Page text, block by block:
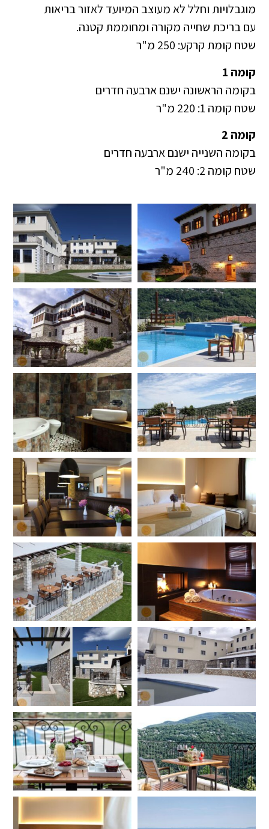
מוגבלויות וחלל לא מעוצב המיועד לאזור בריאות
עם בריכת שחייה מקורה ומחוממת קטנה.
שטח קומת קרקע: 250 מ"ר
קומה 1
בקומה הראשונה ישנם ארבעה חדרים
שטח קומה 1: 220 מ"ר
קומה 2
בקומה השנייה ישנם ארבעה חדרים
שטח קומה 2: 240 מ"ר